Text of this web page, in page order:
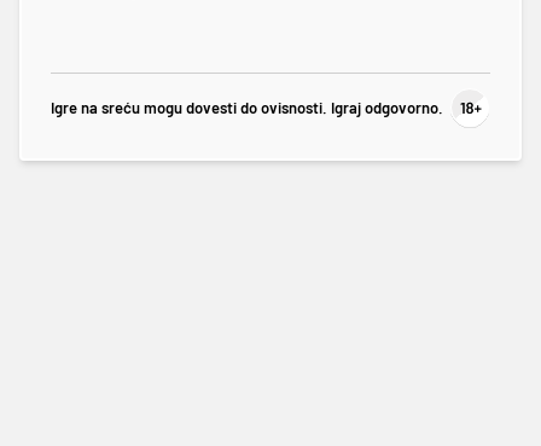
Igre na sreću mogu dovesti do ovisnosti. Igraj odgovorno.